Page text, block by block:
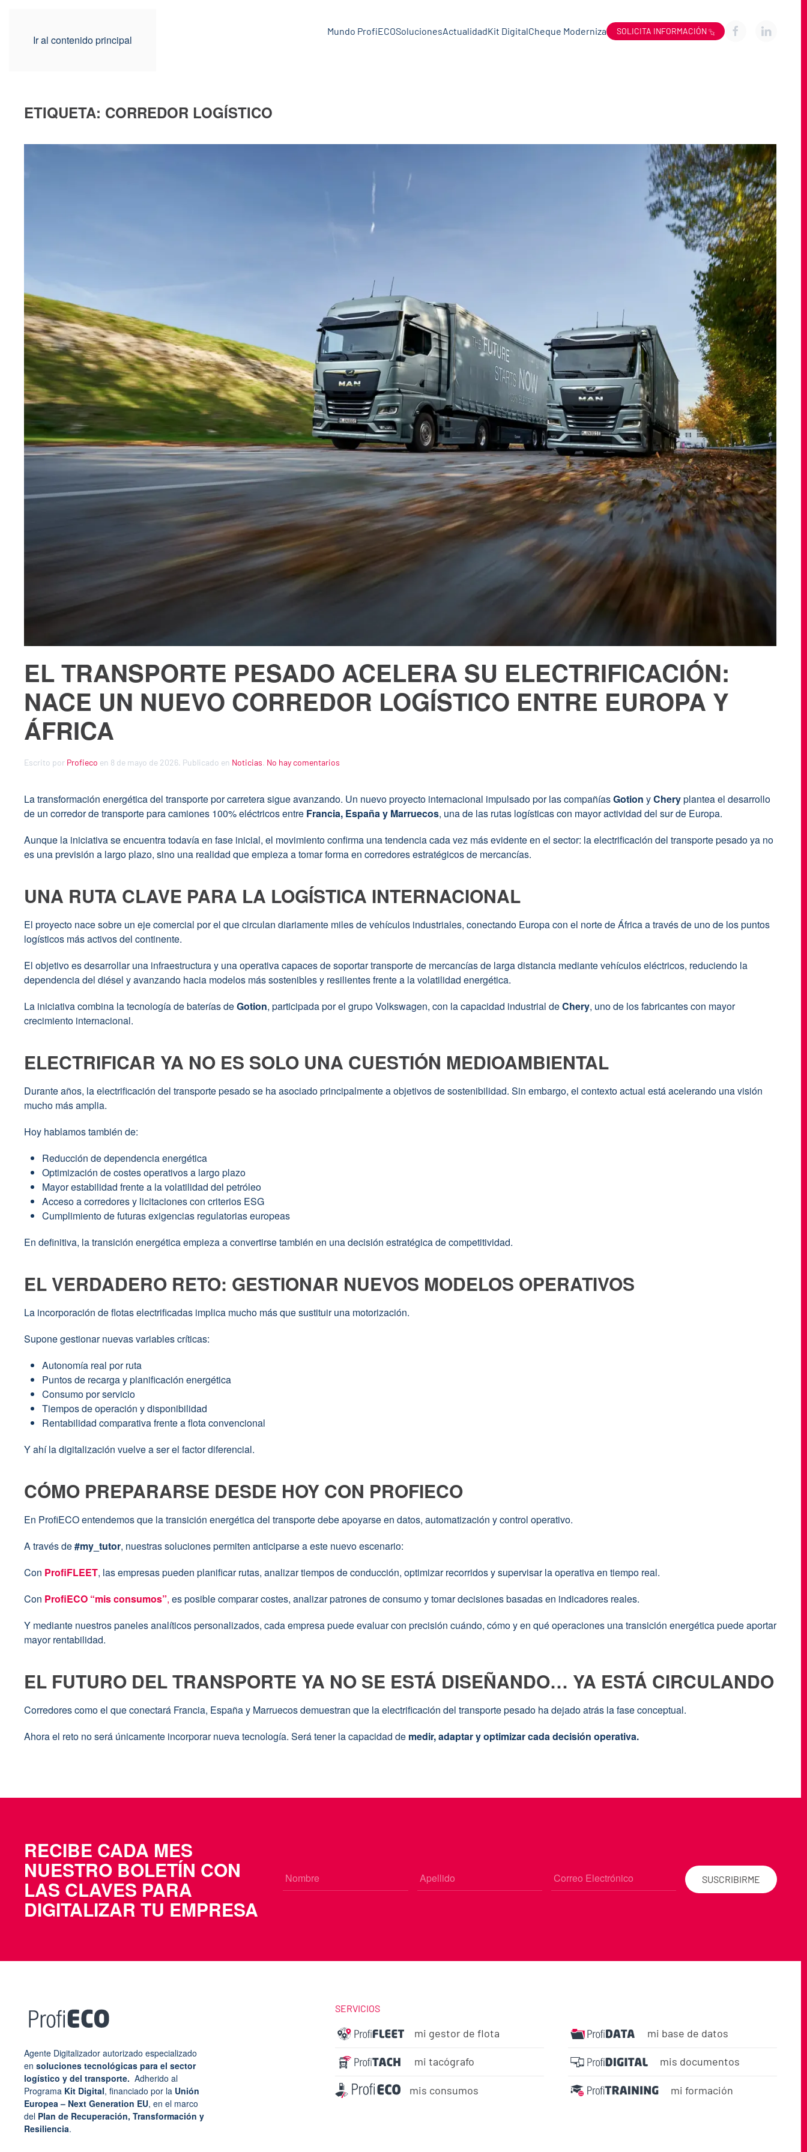
Ir al contenido principal
Mundo ProfiECOSolucionesActualidadKit DigitalCheque Moderniza SOLICITA INFORMACIÓN
ETIQUETA: CORREDOR LOGÍSTICO
EL TRANSPORTE PESADO ACELERA SU ELECTRIFICACIÓN:
NACE UN NUEVO CORREDOR LOGÍSTICO ENTRE EUROPA Y
ÁFRICA
Escrito por Profieco en 8 de mayo de 2026. Publicado en Noticias. No hay comentarios
pesado
su
nace
un
entre
y
La transformación energética del transporte por carretera sigue avanzando. Un nuevo proyecto internacional impulsado por las compañíasGotion yCheryplantea el desarrollo
de un corredor de transporte para camiones 100% eléctricos entre Francia, España y Marruecos, una de las rutas logísticas con mayor actividad del sur de Europa.
Aunque la iniciativa se encuentra todavía en fase inicial, el movimiento confirma una tendencia cada vez más evidente en el sector: la electrificación del transporte pesado ya no
es una previsión a largo plazo, sino una realidad que empieza a tomar forma en corredores estratégicos de mercancías.
UNA RUTA CLAVE PARA LA LOGÍSTICA INTERNACIONAL
El proyecto nace sobre un eje comercial por el que circulan diariamente miles de vehículos industriales, conectando Europa con el norte de África a través de uno de los puntos
logísticos más activos del continente.
El objetivo es desarrollar una infraestructura y una operativa capaces de soportar transporte de mercancías de larga distancia mediante vehículos eléctricos, reduciendo la
dependencia del diésel y avanzando hacia modelos más sostenibles y resilientes frente a la volatilidad energética.
La iniciativa combina la tecnología de baterías deGotion, participada por el grupo Volkswagen, con la capacidad industrial deChery, uno de los fabricantes con mayor
crecimiento internacional.
ELECTRIFICAR YA NO ES SOLO UNA CUESTIÓN MEDIOAMBIENTAL
Durante años, la electrificación del transporte pesado se ha asociado principalmente a objetivos de sostenibilidad. Sin embargo, el contexto actual está acelerando una visión
mucho más amplia.
Hoy hablamos también de:
Reducción de dependencia energética
Optimización de costes operativos a largo plazo
Mayor estabilidad frente a la volatilidad del petróleo
Acceso a corredores y licitaciones con criterios ESG
Cumplimiento de futuras exigencias regulatorias europeas
En definitiva, la transición energética empieza a convertirse también en una decisión estratégica de competitividad.
EL VERDADERO RETO: GESTIONAR NUEVOS MODELOS OPERATIVOS
La incorporación de flotas electrificadas implica mucho más que sustituir una motorización.
Supone gestionar nuevas variables críticas:
Autonomía real por ruta
Puntos de recarga y planificación energética
Consumo por servicio
Tiempos de operación y disponibilidad
Rentabilidad comparativa frente a flota convencional
Y ahí la digitalización vuelve a ser el factor diferencial.
CÓMO PREPARARSE DESDE HOY CON PROFIECO
En ProfiECO entendemos que la transición energética del transporte debe apoyarse en datos, automatización y control operativo.
A través de#my_tutor, nuestras soluciones permiten anticiparse a este nuevo escenario:
Con ProfiFLEET, las empresas pueden planificar rutas, analizar tiempos de conducción, optimizar recorridos y supervisar la operativa en tiempo real.
Con ProfiECO “mis consumos”, es posible comparar costes, analizar patrones de consumo y tomar decisiones basadas en indicadores reales.
Y mediante nuestros paneles analíticos personalizados, cada empresa puede evaluar con precisión cuándo, cómo y en qué operaciones una transición energética puede aportar
mayor rentabilidad.
EL FUTURO DEL TRANSPORTE YA NO SE ESTÁ DISEÑANDO… YA ESTÁ CIRCULANDO
Corredores como el que conectará Francia, España y Marruecos demuestran que la electrificación del transporte pesado ha dejado atrás la fase conceptual.
Ahora el reto no será únicamente incorporar nueva tecnología. Será tener la capacidad de medir, adaptar y optimizar cada decisión operativa.
RECIBE CADA MES
NUESTRO BOLETÍN CON
LAS CLAVES PARA
DIGITALIZAR TU EMPRESA
SUSCRIBIRME
Agente Digitalizador autorizado especializado
en soluciones tecnológicas para el sector
logístico y del transporte. Adherido al
Programa Kit Digital, financiado por la Unión
Europea – Next Generation EU, en el marco
del Plan de Recuperación, Transformación y
Resiliencia.
SERVICIOS
mi gestor de flota
mi tacógrafo
mis consumos
mi base de datos
mis documentos
mi formación